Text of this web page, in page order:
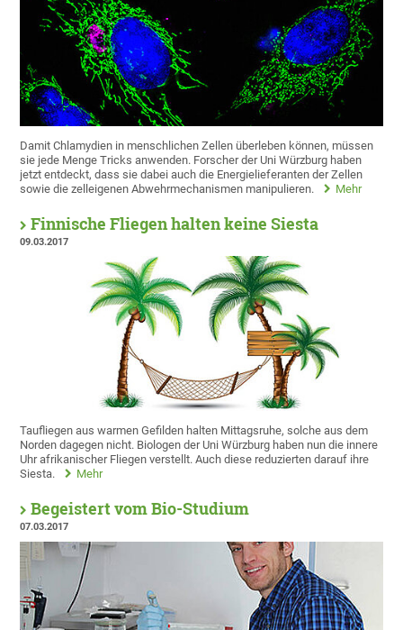
Damit Chlamydien in menschlichen Zellen überleben können, müssen
sie jede Menge Tricks anwenden. Forscher der Uni Würzburg haben
jetzt entdeckt, dass sie dabei auch die Energielieferanten der Zellen
sowie die zelleigenen Abwehrmechanismen manipulieren.
Mehr
Finnische Fliegen halten keine Siesta
09.03.2017
Taufliegen aus warmen Gefilden halten Mittagsruhe, solche aus dem
Norden dagegen nicht. Biologen der Uni Würzburg haben nun die innere
Uhr afrikanischer Fliegen verstellt. Auch diese reduzierten darauf ihre
Siesta.
Mehr
Begeistert vom Bio-Studium
07.03.2017